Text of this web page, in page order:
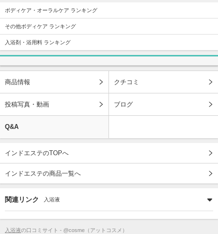
ボディケア・オーラルケア ランキング
その他ボディケア ランキング
入浴剤・浴用料 ランキング
商品情報 クチコミ
投稿写真・動画 ブログ
Q&A
インドエステのTOPへ
インドエステの商品一覧へ
関連リンク 入浴液
入浴液の口コミサイト - @cosme（アットコスメ）